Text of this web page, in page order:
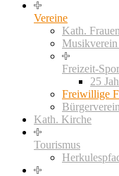
Vereine
Kath.
Freizeit-
25
Freiwillige
Kath. Kirche
Tourismus